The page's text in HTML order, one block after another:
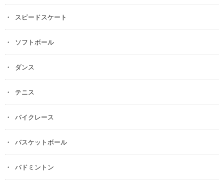
スピードスケート
ソフトボール
ダンス
テニス
バイクレース
バスケットボール
バドミントン